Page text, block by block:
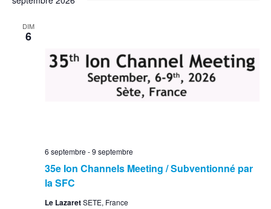
DIM
6
35e Ion Channels Meeting / Subventionné par
la SFC
6 septembre -9 septembre
Le LazaretSETE, France